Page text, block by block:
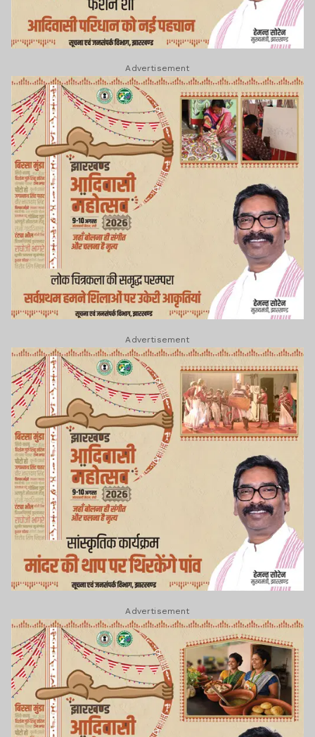
Advertisement
Advertisement
Advertisement